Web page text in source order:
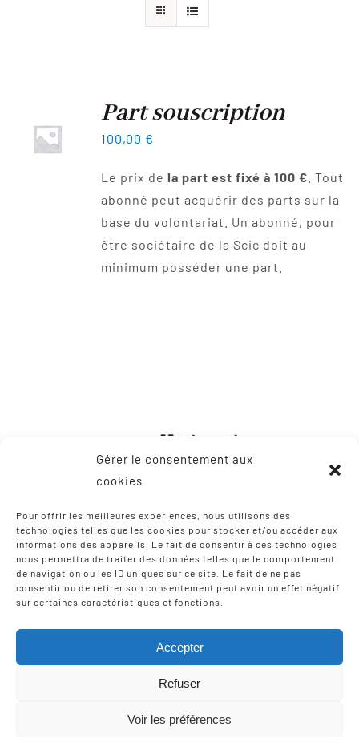
Gérer le consentement aux
cookies
Pour offrir les meilleures expériences, nous utilisons des
technologies telles que les cookies pour stocker et/ou accéder aux
informations des appareils. Le fait de consentir à ces technologies
nous permettra de traiter des données telles que le comportement
de navigation ou les ID uniques sur ce site. Le fait de ne pas
consentir ou de retirer son consentement peut avoir un effet négatif
sur certaines caractéristiques et fonctions.
Accepter
Refuser
Voir les préférences
Contact
Part souscription
100,00 €
Le prix de la part est fixé à 100 € . Tout
abonné peut acquérir des parts sur la
base du volontariat. Un abonné, pour
être sociétaire de la Scic doit au
minimum posséder une part.
CONTACT
8, Zone Artisanale Martinzaharenia
Tel: +33 9 75 12 97 02
Email:scic-iparla@mediabask.eus
© Copyright 2012 - 2026 | Mentions légales